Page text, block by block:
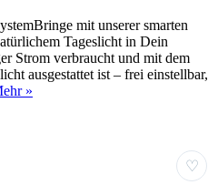
mit unserer smarten
Tageslicht in Dein
Strom verbraucht und mit dem
ausgestattet ist – frei einstellbar,
»
♡